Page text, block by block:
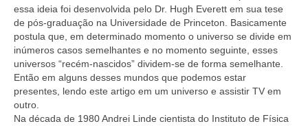
essa ideia foi desenvolvida pelo Dr. Hugh Everett em sua tese
de pós-graduação na Universidade de Princeton. Basicamente
postula que, em determinado momento o universo se divide em
inúmeros casos semelhantes e no momento seguinte, esses
universos “recém-nascidos” dividem-se de forma semelhante.
Então em alguns desses mundos que podemos estar
presentes, lendo este artigo em um universo e assistir TV em
outro.
Na década de 1980 Andrei Linde cientista do Instituto de Física